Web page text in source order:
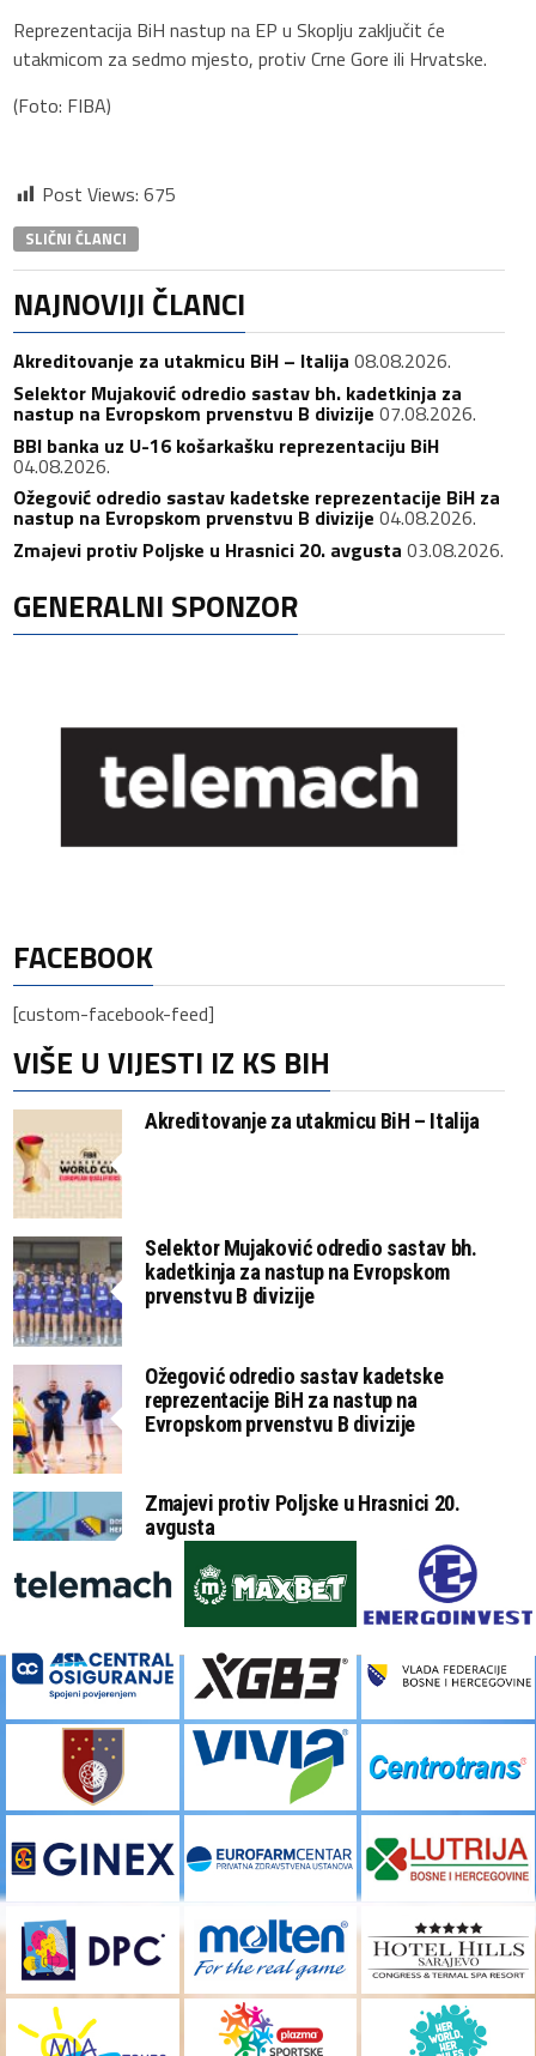
Reprezentacija BiH nastup na EP u Skoplju zaključit će
utakmicom za sedmo mjesto, protiv Crne Gore ili Hrvatske.
(Foto: FIBA)
Post Views: 675
SLIČNI ČLANCI
NAJNOVIJI ČLANCI
Akreditovanje za utakmicu BiH – Italija 08.08.2026.
Selektor Mujaković odredio sastav bh. kadetkinja za
nastup na Evropskom prvenstvu B divizije 07.08.2026.
BBI banka uz U-16 košarkašku reprezentaciju BiH
04.08.2026.
Ožegović odredio sastav kadetske reprezentacije BiH za
nastup na Evropskom prvenstvu B divizije 04.08.2026.
Zmajevi protiv Poljske u Hrasnici 20. avgusta 03.08.2026.
GENERALNI SPONZOR
FACEBOOK
[custom-facebook-feed]
VIŠE U VIJESTI IZ KS BIH
Akreditovanje za utakmicu BiH – Italija
Selektor Mujaković odredio sastav bh.
kadetkinja za nastup na Evropskom
prvenstvu B divizije
Ožegović odredio sastav kadetske
reprezentacije BiH za nastup na
Evropskom prvenstvu B divizije
Zmajevi protiv Poljske u Hrasnici 20.
avgusta